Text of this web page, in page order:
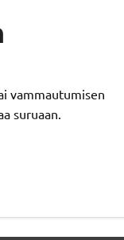
vammautumisen
suruaan.